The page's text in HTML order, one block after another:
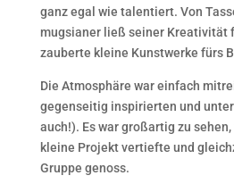
ganz egal wie talentiert. Von
mugsianer ließ seiner Kreativität
zauberte kleine Kunstwerke fürs
Die Atmosphäre war einfach
gegenseitig inspirierten und
auch!). Es war großartig zu
kleine Projekt vertiefte und
Gruppe genoss.